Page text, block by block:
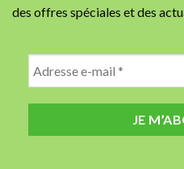
des offres spéciales et des